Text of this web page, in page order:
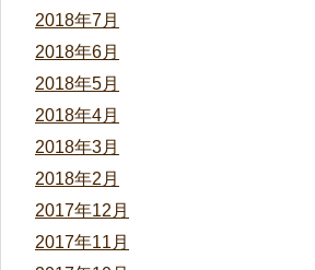
2018年7月
2018年6月
2018年5月
2018年4月
2018年3月
2018年2月
2017年12月
2017年11月